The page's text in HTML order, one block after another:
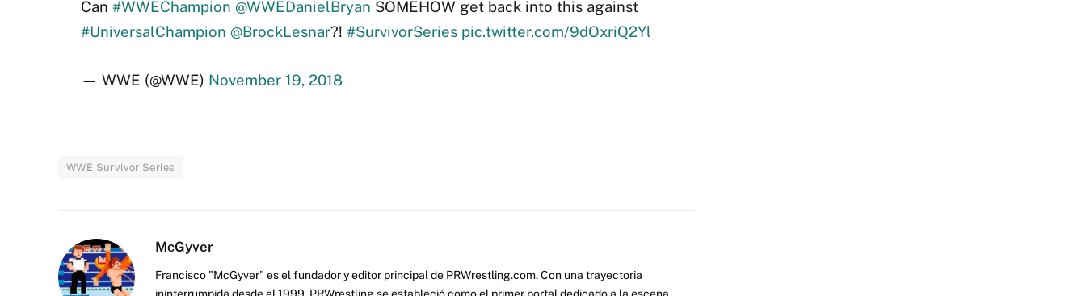
Can #WWEChampion @WWEDanielBryan SOMEHOW get back into this against
#UniversalChampion @BrockLesnar?! #SurvivorSeries pic.twitter.com/9dOxriQ2Yl
— WWE (@WWE) November 19, 2018
WWE Survivor Series
McGyver
Francisco "McGyver" es el fundador y editor principal de PRWrestling.com. Con una trayectoria
ininterrumpida desde el 1999, PRWrestling se estableció como el primer portal dedicado a la escena